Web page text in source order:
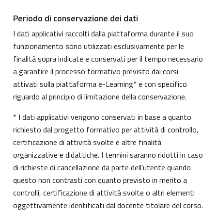
Periodo di conservazione dei dati
I dati applicativi raccolti dalla piattaforma durante il suo
funzionamento sono utilizzati esclusivamente per le
finalità sopra indicate e conservati per il tempo necessario
a garantire il processo formativo previsto dai corsi
attivati sulla piattaforma e-Learning* e con specifico
riguardo al principio di limitazione della conservazione.
* I dati applicativi vengono conservati in base a quanto
richiesto dal progetto formativo per attività di controllo,
certificazione di attività svolte e altre finalità
organizzative e didattiche. I termini saranno ridotti in caso
di richieste di cancellazione da parte dell’utente quando
questo non contrasti con quanto previsto in merito a
controlli, certificazione di attività svolte o altri elementi
oggettivamente identificati dal docente titolare del corso.